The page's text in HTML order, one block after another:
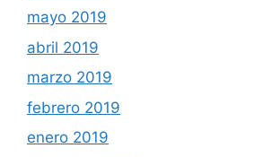
mayo 2019
abril 2019
marzo 2019
febrero 2019
enero 2019